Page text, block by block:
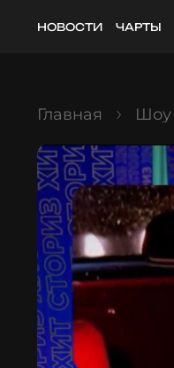
НОВОСТИ ЧАРТЫ
Главная Шоу